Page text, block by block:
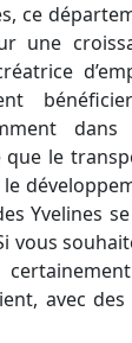
ce
une
le
Yvelines
vous
avec